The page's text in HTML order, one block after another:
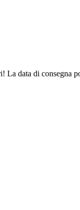
La data di consegna